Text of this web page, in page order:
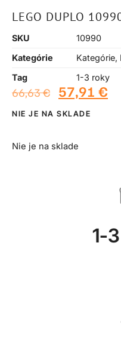
LEGO DUPLO
SKU
10990
Kategórie
Kategórie,
Tag
1-3 roky
66,63€ 57,91 €
NIE JE NA SKLADE
Nie je na sklade
1-